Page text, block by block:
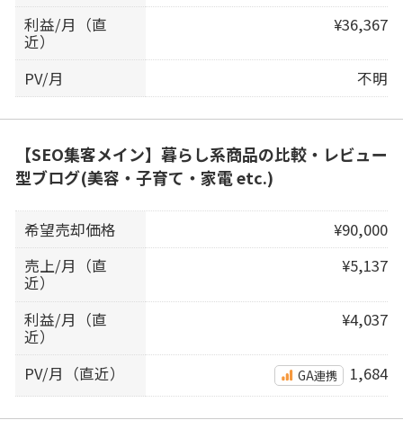
利益/月（直
近）
¥36,367
PV/月 不明
【SEO集客メイン】暮らし系商品の比較・レビュー
型ブログ(美容・子育て・家電 etc.)
希望売却価格
¥90,000
売上/月（直
近）
¥5,137
利益/月（直
近）
¥4,037
PV/月（直近） GA連携 1,684